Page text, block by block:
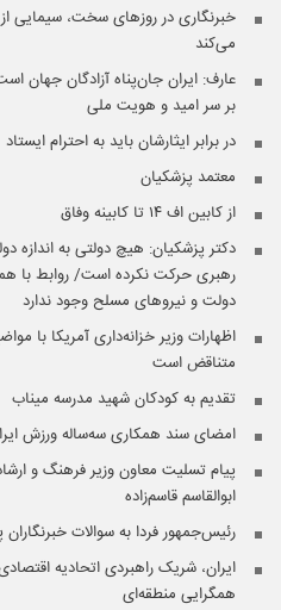
خبرنگاری در روزهای سخت، سیمایی
می‌کند
عارف: ایران جان‌پناه آزادگان
بر سر امید و هویت ملی
در برابر ایثارشان باید به احترام ایستاد
معتمد پزشکیان
از کابین اف ۱۴ تا کابینه وفاق
دکتر پزشکیان: هیچ دولتی به
رهبری حرکت نکرده است/ روابط با
دولت و نیروهای مسلح وجود ندارد
اظهارات وزیر خزانه‌داری آمریکا با
متناقض است
تقدیم به کودکان شهید مدرسه میناب
امضای سند همکاری سه‌ساله ورزش
پیام تسلیت معاون وزیر فرهنگ و
ابوالقاسم قاسم‌زاده
رئیس‌جمهور فردا به سوالات
ایران، شریک راهبردی اتحادیه
همگرایی منطقه‌ای